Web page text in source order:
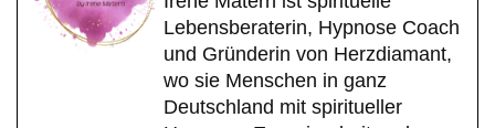
Lebensberaterin, Hypnose Coach
und Gründerin von Herzdiamant,
wo sie Menschen in ganz
Deutschland mit spiritueller